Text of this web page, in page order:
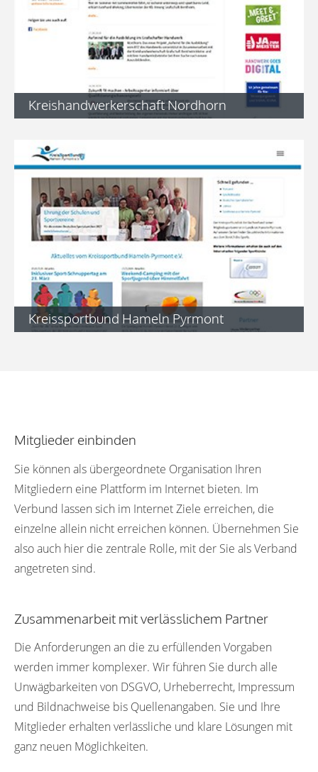
Kreishandwerkerschaft Nordhorn
Kreissportbund Hameln Pyrmont
Mitglieder einbinden
Sie können als übergeordnete Organisation Ihren
Mitgliedern eine Plattform im Internet bieten. Im
Verbund lassen sich im Internet Ziele erreichen, die
einzelne allein nicht erreichen können. Übernehmen Sie
also auch hier die zentrale Rolle, mit der Sie als Verband
angetreten sind.
Zusammenarbeit mit verlässlichem Partner
Die Anforderungen an die zu erfüllenden Vorgaben
werden immer komplexer. Wir führen Sie durch alle
Unwägbarkeiten von DSGVO, Urheberrecht, Impressum
und Bildnachweise bis Quellenangaben. Sie und Ihre
Mitglieder erhalten verlässliche und klare Lösungen mit
ganz neuen Möglichkeiten.